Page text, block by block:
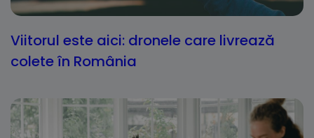
Viitorul este aici: dronele care livrează
colete în România